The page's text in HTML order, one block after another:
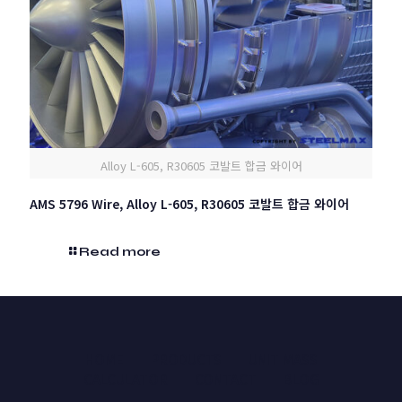
Alloy L-605, R30605 코발트 합금 와이어
AMS 5796 Wire, Alloy L-605, R30605 코발트 합금 와이어
Read more